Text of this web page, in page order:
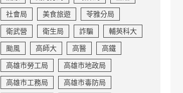
社會局 美食旅遊 苓雅分局
衛武營 衛生局 詐騙 輔英科大
颱風 高師大 高醫 高鐵
高雄市勞工局 高雄市地政局
高雄市工務局 高雄市毒防局